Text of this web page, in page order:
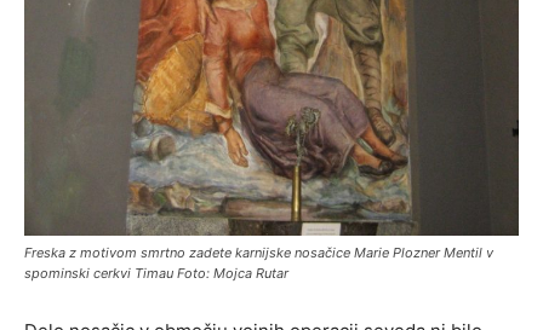
Freska z motivom smrtno zadete karnijske nosačice Marie Plozner Mentil v
spominski cerkvi Timau Foto: Mojca Rutar